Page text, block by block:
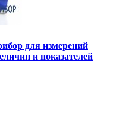
для измерений
и показателей